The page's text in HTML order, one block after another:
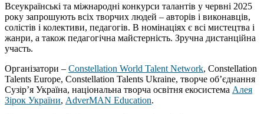
Всеукраїнські та міжнародні конкурси талантів у червні 2025
року запрошують всіх творчих людей – авторів і виконавців,
солістів і колективи, педагогів. В номінаціях є всі мистецтва і
жанри, а також педагогічна майстерність. Зручна дистанційна
участь.
Організатори – Constellation World Talent Network, Constellation
Talents Europe, Constellation Talents Ukraine, творче об’єднання
Сузір’я Україна, національна творча освітня екосистема Алея
Зірок України, AdverMAN Education.